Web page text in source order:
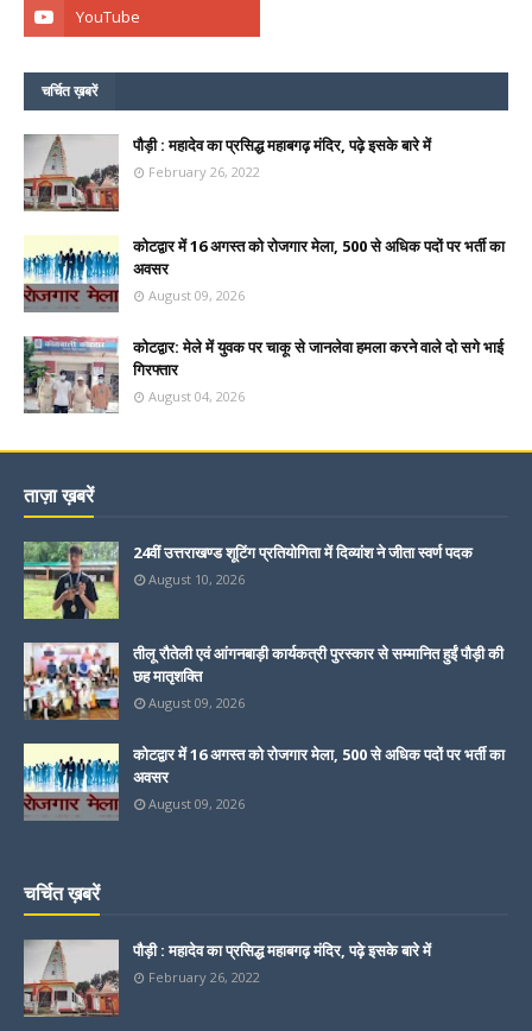
चर्चित ख़बरें
पौड़ी : महादेव का प्रसिद्ध महाबगढ़ मंदिर, पढ़े इसके बारे में
February 26, 2022
कोटद्वार में 16 अगस्त को रोजगार मेला, 500 से अधिक पदों पर भर्ती का
अवसर
August 09, 2026
कोटद्वार: मेले में युवक पर चाकू से जानलेवा हमला करने वाले दो सगे भाई
गिरफ्तार
August 04, 2026
ताज़ा ख़बरें
24वीं उत्तराखण्ड शूटिंग प्रतियोगिता में दिव्यांश ने जीता स्वर्ण पदक
August 10, 2026
तीलू रौतेली एवं आंगनबाड़ी कार्यकत्री पुरस्कार से सम्मानित हुईं पौड़ी की
छह मातृशक्ति
August 09, 2026
कोटद्वार में 16 अगस्त को रोजगार मेला, 500 से अधिक पदों पर भर्ती का
अवसर
August 09, 2026
चर्चित ख़बरें
पौड़ी : महादेव का प्रसिद्ध महाबगढ़ मंदिर, पढ़े इसके बारे में
February 26, 2022